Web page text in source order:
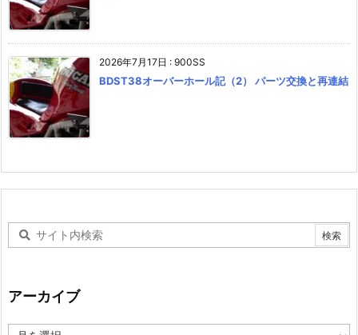
2026年7月17日 : 900SS
BDST38オーバーホール記（2） パーツ交換と再連結
アーカイブ